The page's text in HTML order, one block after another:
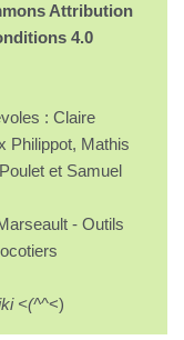
Attribution
4.0
: Claire
Philippot, Mathis
et Samuel
- Outils
<(^^<)